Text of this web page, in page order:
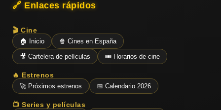
🔗 Enlaces rápidos
🎬 Cine
🏠 Inicio 🍿 Cines en España
🎥 Cartelera de películas 🎟️ Horarios de cine
🔥 Estrenos
🚀 Próximos estrenos 📅 Calendario 2026
📺 Series y películas